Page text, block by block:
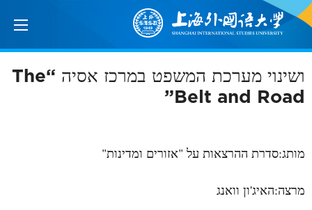
ושינוי מערכת המשפט במרכז אסיה “The
Belt and Road”
מותג:סדרת ההרצאות על "אזורים ומדינות"
מרצה:האיג'ון וואנג